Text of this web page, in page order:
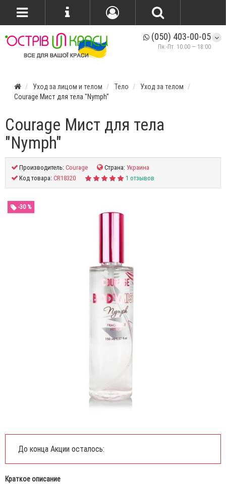
(050) 403-00-05
Пн.-Пт. 10:00 — 18:00
Уход за лицом и телом Тело
Уход за телом
Courage Мист для тела "Nymph"
Courage Мист для тела
"Nymph"
Производитель:Courage Страна:Украина
Код товара:CR18320 1 отзывов
-30 %
До конца Акции осталось:
Краткое описание